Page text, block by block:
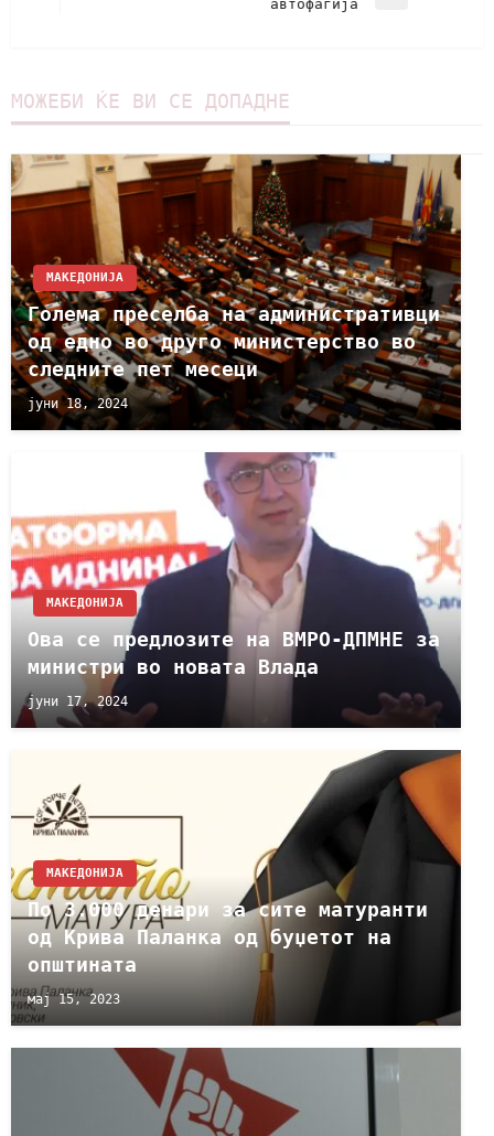
автофагија
МОЖЕБИ ЌЕ ВИ СЕ ДОПАДНЕ
МАКЕДОНИЈА
Голема преселба на административци
од едно во друго министерство во
следните пет месеци
јуни 18, 2024
МАКЕДОНИЈА
Ова се предлозите на ВМРО-ДПМНЕ за
министри во новата Влада
јуни 17, 2024
МАКЕДОНИЈА
По 3.000 денари за сите матуранти
од Крива Паланка од буџетот на
општината
мај 15, 2023